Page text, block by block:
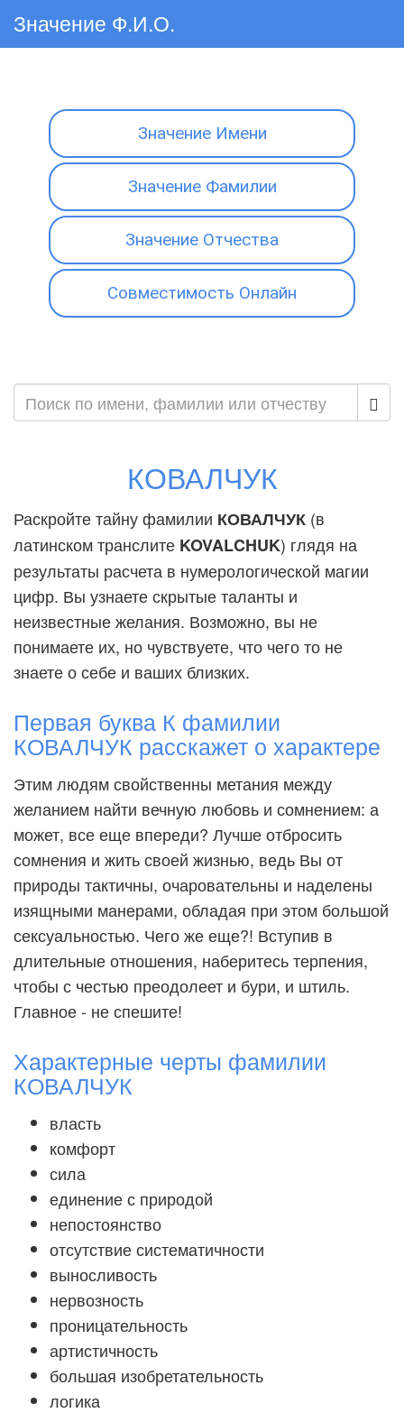
Значение Ф.И.О.
Значение Имени
Значение Фамилии
Значение Отчества
Совместимость Онлайн
КОВАЛЧУК
Раскройте тайну фамилии КОВАЛЧУК (в
латинском транслите KOVALCHUK) глядя на
результаты расчета в нумерологической магии
цифр. Вы узнаете скрытые таланты и
неизвестные желания. Возможно, вы не
понимаете их, но чувствуете, что чего то не
знаете о себе и ваших близких.
Первая буква К фамилии
КОВАЛЧУК расскажет о характере
Этим людям свойственны метания между
желанием найти вечную любовь и сомнением: а
может, все еще впереди? Лучше отбросить
сомнения и жить своей жизнью, ведь Вы от
природы тактичны, очаровательны и наделены
изящными манерами, обладая при этом большой
сексуальностью. Чего же еще?! Вступив в
длительные отношения, наберитесь терпения,
чтобы с честью преодолеет и бури, и штиль.
Главное - не спешите!
Характерные черты фамилии
КОВАЛЧУК
власть
комфорт
сила
единение с природой
непостоянство
отсутствие систематичности
выносливость
нервозность
проницательность
артистичность
большая изобретательность
логика